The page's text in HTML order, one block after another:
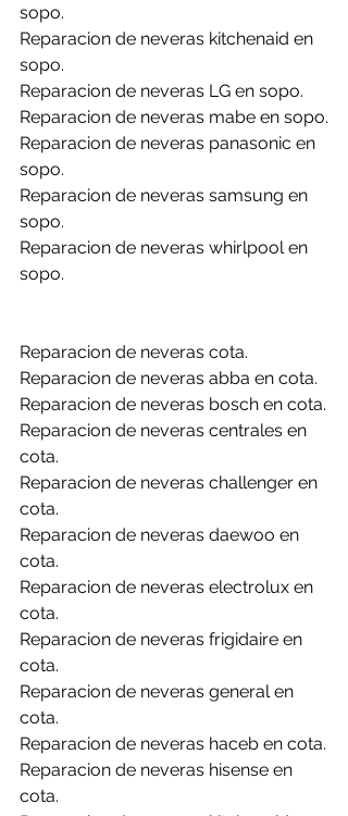
sopo.
Reparacion de neveras kitchenaid en
sopo.
Reparacion de neveras LG en sopo.
Reparacion de neveras mabe en sopo.
Reparacion de neveras panasonic en
sopo.
Reparacion de neveras samsung en
sopo.
Reparacion de neveras whirlpool en
sopo.
Reparacion de neveras cota.
Reparacion de neveras abba en cota.
Reparacion de neveras bosch en cota.
Reparacion de neveras centrales en
cota.
Reparacion de neveras challenger en
cota.
Reparacion de neveras daewoo en
cota.
Reparacion de neveras electrolux en
cota.
Reparacion de neveras frigidaire en
cota.
Reparacion de neveras general en
cota.
Reparacion de neveras haceb en cota.
Reparacion de neveras hisense en
cota.